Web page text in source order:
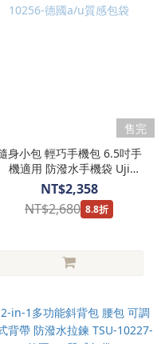
售完
身小包 輕巧手機包 6.5吋手
機適用 防潑水手機袋 Uji
Nishi-10256-德國a/u質感包袋
NT$2,358
NT$2,680 8.8折